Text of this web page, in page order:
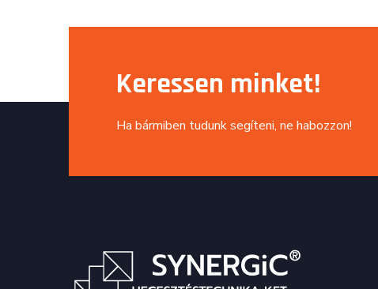
Keressen minket!
Ha bármiben tudunk segíteni, ne habozzon!